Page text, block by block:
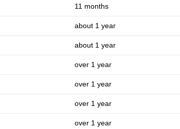
11 months
about 1 year
about 1 year
over 1 year
over 1 year
over 1 year
over 1 year